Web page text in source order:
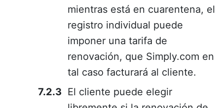
mientras está en cuarentena, el
registro individual puede
imponer una tarifa de
renovación, que Simply.com en
tal caso facturará al cliente.
El cliente puede elegir